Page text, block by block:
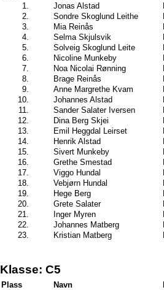
1.
Jonas Alstad
2.
Sondre Skoglund Leithe
3.
Mia Reinås
4.
Selma Skjulsvik
5.
Solveig Skoglund Leite
6.
Nicoline Munkeby
7.
Noa Nicolai Rønning
8.
Brage Reinås
9.
Anne Margrethe Kvam
10.
Johannes Alstad
11.
Sander Salater Iversen
12.
Dina Berg Skjei
13.
Emil Heggdal Leirset
14.
Henrik Alstad
15.
Sivert Munkeby
16.
Grethe Smestad
17.
Viggo Hundal
18.
Vebjørn Hundal
19.
Hege Berg
20.
Grete Salater
21.
Inger Myren
22.
Johannes Matberg
23.
Kristian Matberg
Klasse: C5
Plass Navn